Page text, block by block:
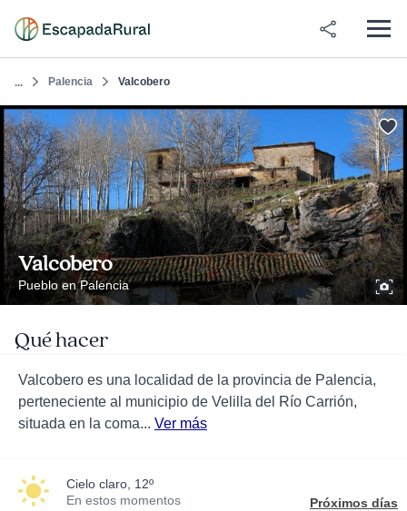
... Palencia Valcobero
Valcobero
Pueblo en Palencia
Qué hacer
Valcobero es una localidad de la provincia de Palencia,
perteneciente al municipio de Velilla del Río Carrión,
situada en la coma... Ver más
cielo claro, 12º
En estos momentos
Próximos días